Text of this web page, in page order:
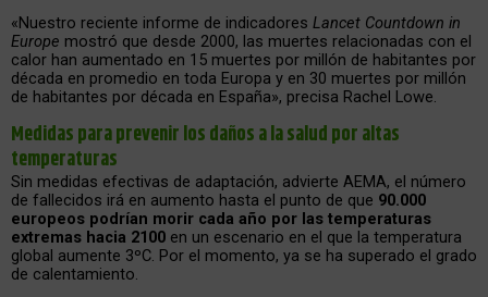
«Nuestro reciente informe de indicadores Lancet Countdown in
Europe mostró que desde 2000, las muertes relacionadas con el
calor han aumentado en 15 muertes por millón de habitantes por
década en promedio en toda Europa y en 30 muertes por millón
de habitantes por década en España», precisa Rachel Lowe.
Medidas para prevenir los daños a la salud por altas
temperaturas
Sin medidas efectivas de adaptación, advierte AEMA, el número
de fallecidos irá en aumento hasta el punto de que 90.000
europeos podrían morir cada año por las temperaturas
extremas hacia 2100 en un escenario en el que la temperatura
global aumente 3ºC. Por el momento, ya se ha superado el grado
de calentamiento.